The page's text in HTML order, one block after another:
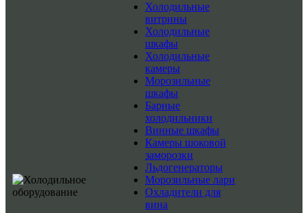
Холодильные
витрины
Холодильные
шкафы
Холодильные
камеры
Морозильные
шкафы
Барные
холодильники
Винные шкафы
Камеры шоковой
заморозки
Льдогенераторы
Морозильные лари
Охладители для
вина